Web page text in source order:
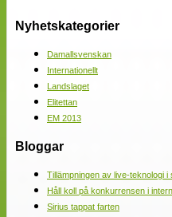
Nyhetskategorier
Damallsvenskan
Internationellt
Landslaget
Elitettan
EM 2013
Bloggar
Tillämpningen av live-teknologi
Håll koll på konkurrensen i
Sirius tappat farten